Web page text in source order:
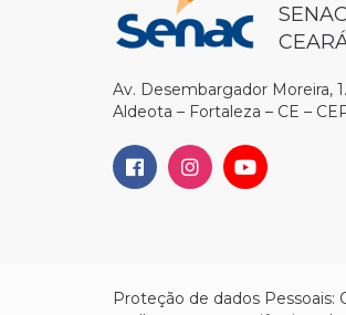
SENAC
Av. Desembargador Moreira,
Aldeota – Fortaleza – CE –
Proteção de dados Pessoais: